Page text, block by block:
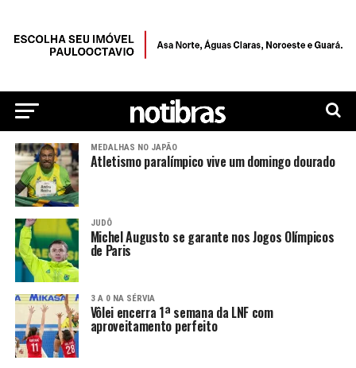
MEDALHAS NO JAPÃO
Atletismo paralímpico vive um domingo dourado
JUDÔ
Michel Augusto se garante nos Jogos Olímpicos
de Paris
3 A 0 NA SÉRVIA
Vôlei encerra 1ª semana da LNF com
aproveitamento perfeito